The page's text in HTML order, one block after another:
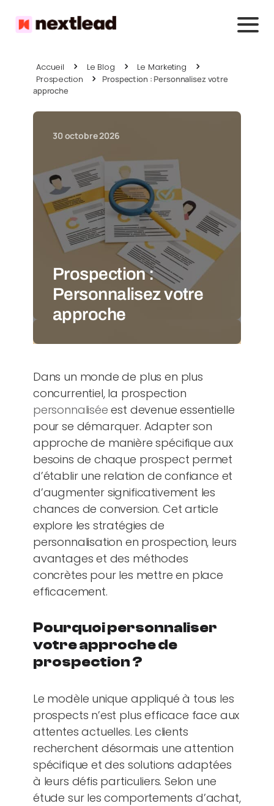
Accueil Le Blog
Le Marketing
Prospection
Prospection : Personnalisez votre
approche
30 octobre 2026
Prospection :
Personnalisez votre
approche
Dans un monde de plus en plus
concurrentiel, la prospection
personnalisée est devenue essentielle
pour se démarquer. Adapter son
approche de manière spécifique aux
besoins de chaque prospect permet
d’établir une relation de confiance et
d’augmenter significativement les
chances de conversion. Cet article
explore les stratégies de
personnalisation en prospection, leurs
avantages et des méthodes
concrètes pour les mettre en place
efficacement.
Pourquoi personnaliser
votre approche de
prospection ?
Le modèle unique appliqué à tous les
prospects n’est plus efficace face aux
attentes actuelles. Les clients
recherchent désormais une attention
spécifique et des solutions adaptées
à leurs défis particuliers. Selon une
étude sur les comportements d’achat,